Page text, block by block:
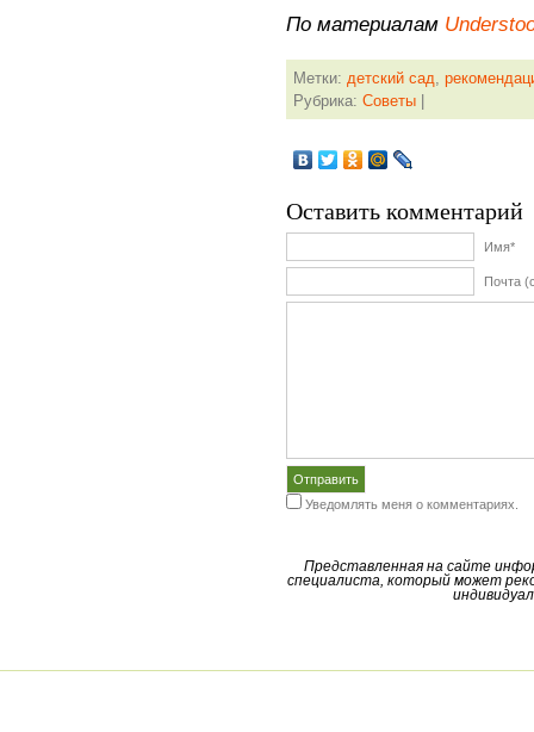
По материалам
Метки: детский сад,
Рубрика: Советы
Оставить комментарий
Имя*
Почта
Уведомлять меня о комментариях.
Представленная на сайте
специалиста, который может